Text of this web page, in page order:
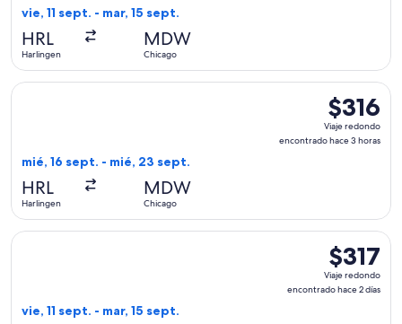
vie, 11 sept. - mar, 15 sept.
HRL
Harlingen
MDW
Chicago
$316
Viaje
redondo,
$316
Viaje redondo
encontrado hace 3 horas
mié, 16 sept. - mié, 23 sept.
HRL
Harlingen
MDW
Chicago
Seleccionar vuelo de Southwest Airlines, con salida el mié,
$317
Viaje
redondo,
$317
Viaje redondo
encontrado hace 2 días
vie, 11 sept. - mar, 15 sept.
Seleccionar vuelo de Southwest Airlines, con salida el vie,